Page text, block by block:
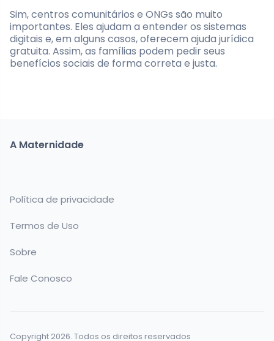
Sim, centros comunitários e ONGs são muito
importantes. Eles ajudam a entender os sistemas
digitais e, em alguns casos, oferecem ajuda jurídica
gratuita. Assim, as famílias podem pedir seus
benefícios sociais de forma correta e justa.
A Maternidade
Política de privacidade
Termos de Uso
Sobre
Fale Conosco
Copyright 2026. Todos os direitos reservados